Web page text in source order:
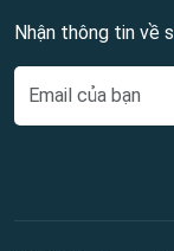
Nhận thông tin về